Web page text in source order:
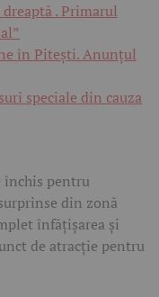
. Primarul
în Pitești. Anunțul
speciale din cauza
închis pentru
din zonă
înfățișarea și
de atracție pentru